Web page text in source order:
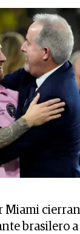
Miami
brasilero